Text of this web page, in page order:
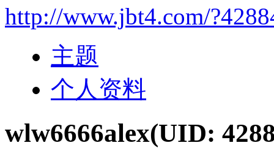
http://www.jbt4.com/
主题
个人资料
wlw6666alex(UID: